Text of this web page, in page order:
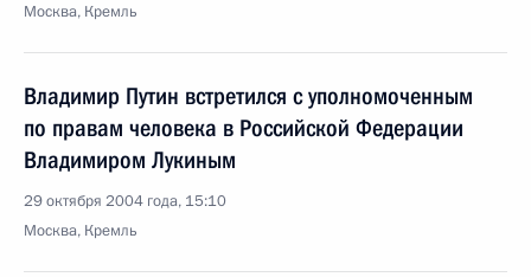
Москва, Кремль
Владимир Путин встретился с уполномоченным
по правам человека в Российской Федерации
Владимиром Лукиным
29 октября 2004 года, 15:10
Москва, Кремль